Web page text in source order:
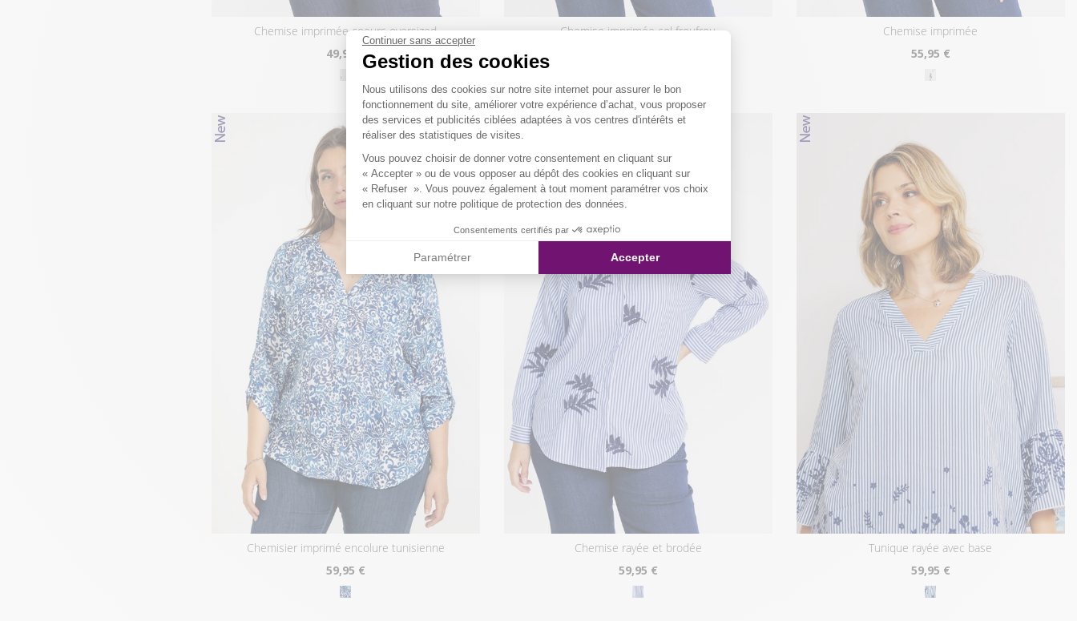
Continuer sans accepter
Gestion des cookies
Plateforme de Gestion du Consentement : Personnalisez vos Options
Nous utilisons des cookies sur notre site internet pour assurer le bon
fonctionnement du site, améliorer votre expérience d’achat, vous proposer
des services et publicités ciblées adaptées à vos centres d'intérêts et
réaliser des statistiques de visites.
Vous pouvez choisir de donner votre consentement en cliquant sur
« Accepter » ou de vous opposer au dépôt des cookies en cliquant sur
« Refuser ». Vous pouvez également à tout moment paramétrer vos choix
en cliquant sur notre politique de protection des données.
Consentements certifiés par
Paramétrer Accepter
chemise imprimée coeurs oversized
49,95 €
chemise imprimée col froufrou
chemise imprimée
55,95 €
chemisier imprimé encolure tunisienne
59,95 €
chemise rayée et brodée
59,95 €
tunique rayée avec base
59,95 €